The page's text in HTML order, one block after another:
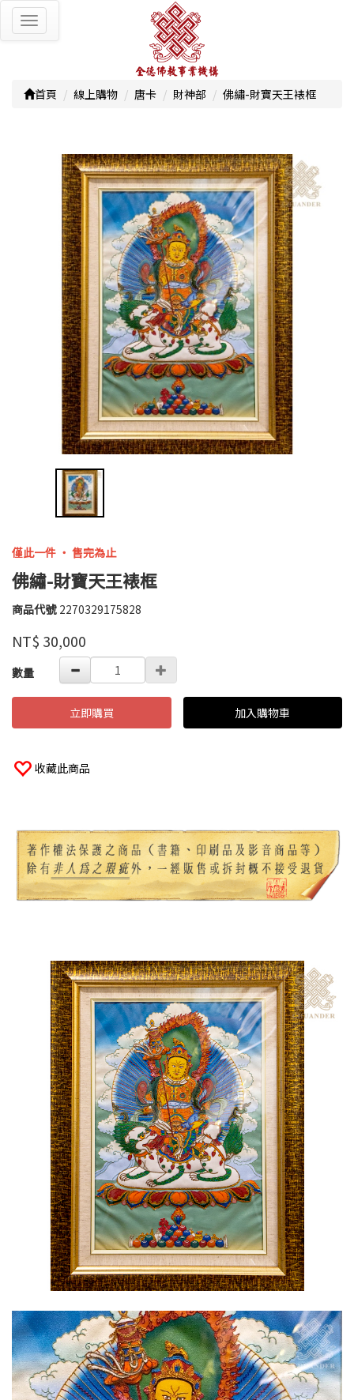
Toggle
navigation
首頁 線上購物 唐卡 財神部 佛繡-財寶天王裱框
僅此一件 ‧ 售完為止
佛繡-財寶天王裱框
商品代號 2270329175828
2270329175828
品牌
德
NT$ 30,000
GOODS000000000000000001048
數量
立即購買 加入購物車
收藏此商品